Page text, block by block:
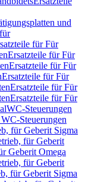
und
für Für
Ersatzteile für Für
Ersatzteile für Für
Ersatzteile für Für
Ersatzteile für Für
Ersatzteile für Für
WC-Steuerungen
Steuerungen
für Geberit Sigma
für Geberit
Geberit Omega
für Geberit
für Geberit Sigma